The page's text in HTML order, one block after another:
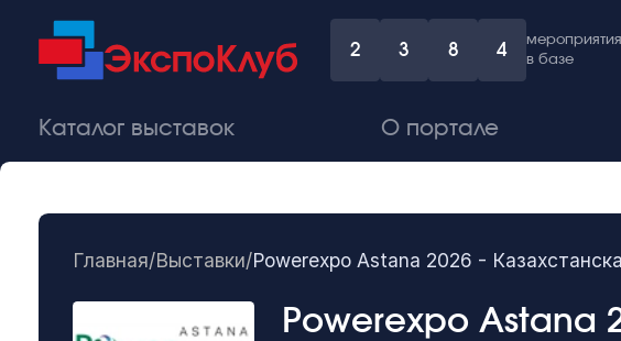
2 3 8 4
мероприятия
в базе
Каталог выставок О портале
Главная/Выставки/Powerexpo Astana 2026 -
Powerexpo Astana